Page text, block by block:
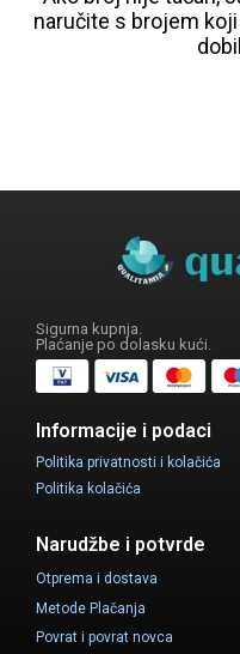
naručite s brojem
Sigurna kupnja.
Plaćanje po dolasku kući.
Informacije i podaci
Politika privatnosti i kolačića
Politika kolačića
Narudžbe i potvrde
Otprema i dostava
Metode Plačanja
Povrat i povrat novca